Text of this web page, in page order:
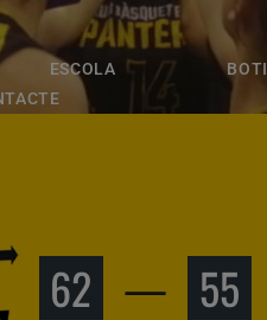
ESCOLA BOTIGA
62 — 55